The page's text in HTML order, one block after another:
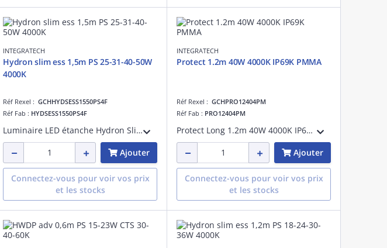
INTEGRATECH
Hydron slim ess 1,5m PS 25-31-40-50W
4000K
Réf Rexel : GCHHYDSESS1550PS4F
Réf Fab : HYDSESS1550PS4F
Luminaire LED étanche Hydron Slim Essential avec power switch 25-31-40-50W Le luminaire a une température de couleur de 4000K et un rendement jusqu'à 135lm/W. Notre hydron slim est équipé d'un driver anti-scintillement et est IP65 avec un c
Ajouter
Connectez-vous pour voir vos prix
et les stocks
INTEGRATECH
Protect 1.2m 40W 4000K IP69K PMMA
Réf Rexel : GCHPRO12404PM
Réf Fab : PRO12404PM
Protect Long 1.2m 40W 4000K IP69K PMMA (polyméthacrylate de méthyle), classe I, adapté à une suspension, IK06, IP69K, faisceau >80°, 40W, 5400lm, uniformité couleur:SDCM3, GR0, test fil incand.:850 °C, 135lm/W, UGR:30, montage au plafond
Ajouter
Connectez-vous pour voir vos prix
et les stocks